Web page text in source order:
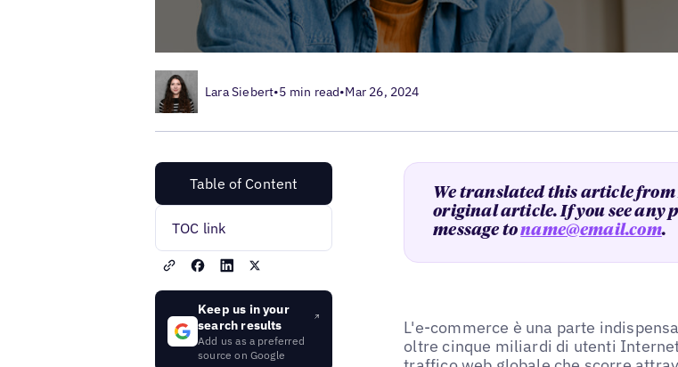
Lara Siebert•5 min read•Mar 26, 2024
Table of Content
TOC link
Keep us in your
search results
Add us as a preferred
source on Google
We translated this article
original article. If you see any
message toname@email.com.
L'e-commerce è una parte
oltre cinque miliardi di utenti